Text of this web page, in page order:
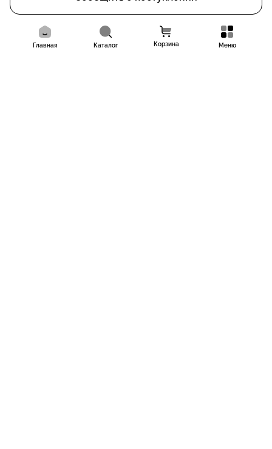
Главная Каталог Корзина Меню